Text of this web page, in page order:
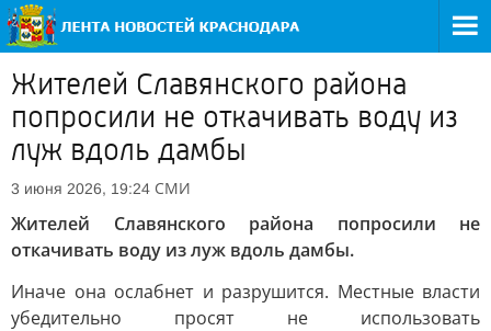
Жителей Славянского района
попросили не откачивать воду из
луж вдоль дамбы
3 июня 2026, 19:24 СМИ
Жителей Славянского района попросили не
откачивать воду из луж вдоль дамбы.
Иначе она ослабнет и разрушится. Местные власти
убедительно просят не использовать